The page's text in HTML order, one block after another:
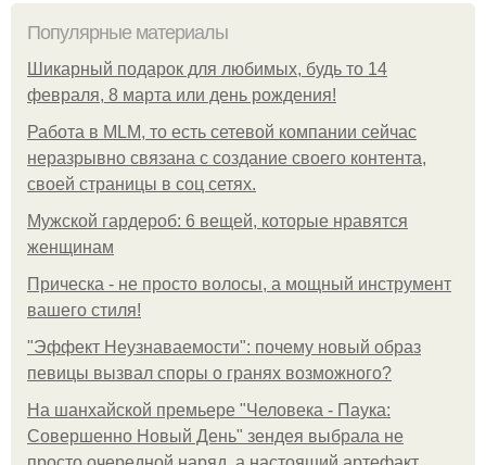
Популярные материалы
Шикарный подарок для любимых, будь то 14
февраля, 8 марта или день рождения!
Работа в MLM, то есть сетевой компании сейчас
неразрывно связана с создание своего контента,
своей страницы в соц сетях.
Мужской гардероб: 6 вещей, которые нравятся
женщинам
Прическа - не просто волосы, а мощный инструмент
вашего стиля!
"Эффект Неузнаваемости": почему новый образ
певицы вызвал споры о гранях возможного?
На шанхайской премьере "Человека - Паука:
Совершенно Новый День" зендея выбрала не